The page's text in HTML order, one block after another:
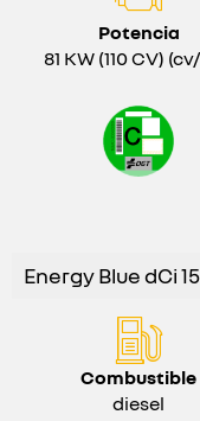
Potencia
81 KW (110 CV)
Energy Blue dCi
Combustible
diesel